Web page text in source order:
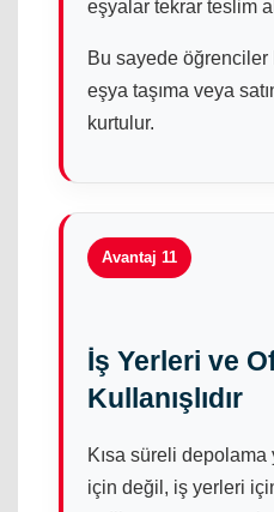
eşyalar tekrar teslim
Bu sayede
eşya taşıma veya
kurtulur.
Avantaj 11
İş Yerleri ve
Kullanışlıdır
Kısa süreli depolama
için değil, iş yerleri